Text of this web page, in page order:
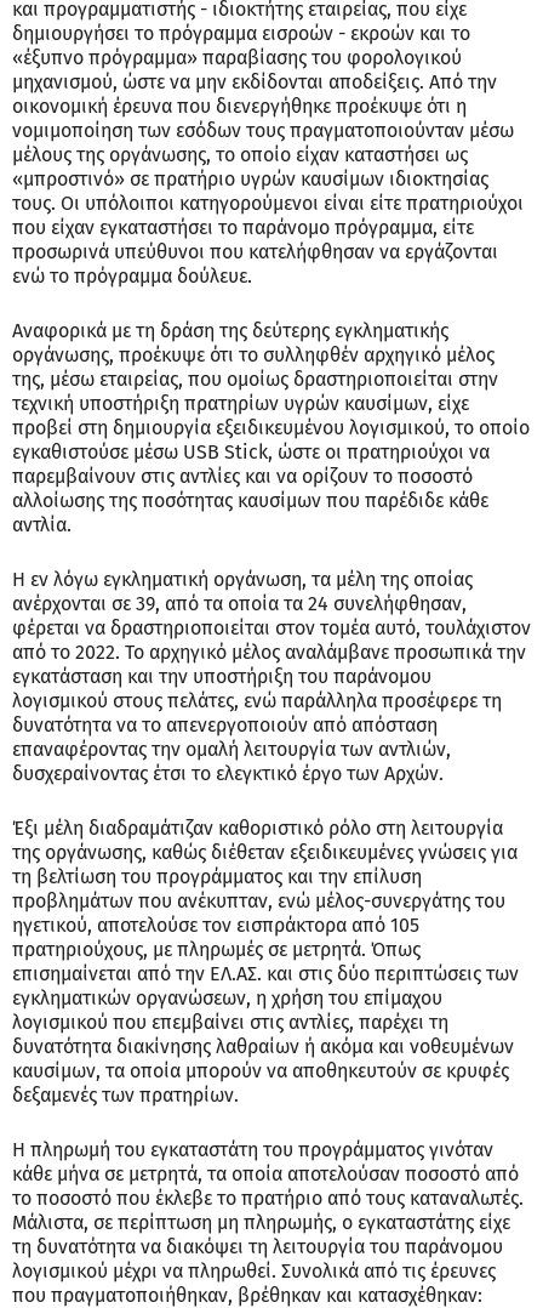
και προγραμματιστής - ιδιοκτήτης εταιρείας, που είχε
δημιουργήσει το πρόγραμμα εισροών - εκροών και το
«έξυπνο πρόγραμμα» παραβίασης του φορολογικού
μηχανισμού, ώστε να μην εκδίδονται αποδείξεις. Από την
οικονομική έρευνα που διενεργήθηκε προέκυψε ότι η
νομιμοποίηση των εσόδων τους πραγματοποιούνταν μέσω
μέλους της οργάνωσης, το οποίο είχαν καταστήσει ως
«μπροστινό» σε πρατήριο υγρών καυσίμων ιδιοκτησίας
τους. Οι υπόλοιποι κατηγορούμενοι είναι είτε πρατηριούχοι
που είχαν εγκαταστήσει το παράνομο πρόγραμμα, είτε
προσωρινά υπεύθυνοι που κατελήφθησαν να εργάζονται
ενώ το πρόγραμμα δούλευε.
Αναφορικά με τη δράση της δεύτερης εγκληματικής
οργάνωσης, προέκυψε ότι το συλληφθέν αρχηγικό μέλος
της, μέσω εταιρείας, που ομοίως δραστηριοποιείται στην
τεχνική υποστήριξη πρατηρίων υγρών καυσίμων, είχε
προβεί στη δημιουργία εξειδικευμένου λογισμικού, το οποίο
εγκαθιστούσε μέσω USB Stick, ώστε οι πρατηριούχοι να
παρεμβαίνουν στις αντλίες και να ορίζουν το ποσοστό
αλλοίωσης της ποσότητας καυσίμων που παρέδιδε κάθε
αντλία.
Η εν λόγω εγκληματική οργάνωση, τα μέλη της οποίας
ανέρχονται σε 39, από τα οποία τα 24 συνελήφθησαν,
φέρεται να δραστηριοποιείται στον τομέα αυτό, τουλάχιστον
από το 2022. Το αρχηγικό μέλος αναλάμβανε προσωπικά την
εγκατάσταση και την υποστήριξη του παράνομου
λογισμικού στους πελάτες, ενώ παράλληλα προσέφερε τη
δυνατότητα να το απενεργοποιούν από απόσταση
επαναφέροντας την ομαλή λειτουργία των αντλιών,
δυσχεραίνοντας έτσι το ελεγκτικό έργο των Αρχών.
Έξι μέλη διαδραμάτιζαν καθοριστικό ρόλο στη λειτουργία
της οργάνωσης, καθώς διέθεταν εξειδικευμένες γνώσεις για
τη βελτίωση του προγράμματος και την επίλυση
προβλημάτων που ανέκυπταν, ενώ μέλος-συνεργάτης του
ηγετικού, αποτελούσε τον εισπράκτορα από 105
πρατηριούχους, με πληρωμές σε μετρητά. Όπως
επισημαίνεται από την ΕΛ.ΑΣ. και στις δύο περιπτώσεις των
εγκληματικών οργανώσεων, η χρήση του επίμαχου
λογισμικού που επεμβαίνει στις αντλίες, παρέχει τη
δυνατότητα διακίνησης λαθραίων ή ακόμα και νοθευμένων
καυσίμων, τα οποία μπορούν να αποθηκευτούν σε κρυφές
δεξαμενές των πρατηρίων.
Η πληρωμή του εγκαταστάτη του προγράμματος γινόταν
κάθε μήνα σε μετρητά, τα οποία αποτελούσαν ποσοστό από
το ποσοστό που έκλεβε το πρατήριο από τους καταναλωτές.
Μάλιστα, σε περίπτωση μη πληρωμής, ο εγκαταστάτης είχε
τη δυνατότητα να διακόψει τη λειτουργία του παράνομου
λογισμικού μέχρι να πληρωθεί. Συνολικά από τις έρευνες
που πραγματοποιήθηκαν, βρέθηκαν και κατασχέθηκαν: